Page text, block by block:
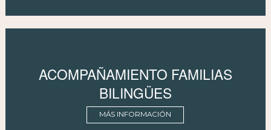
ACOMPAÑAMIENTO FAMILIAS
BILINGÜES
MÁS INFORMACIÓN